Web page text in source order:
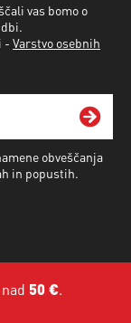
vas bomo o
- Varstvo osebnih
obveščanja
in popustih.
50 €.